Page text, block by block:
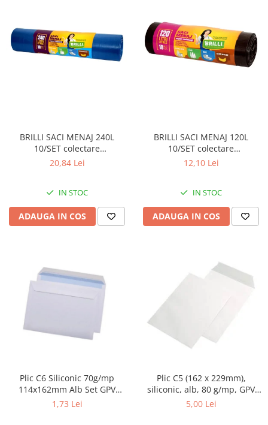
BRILLI SACI MENAJ 240L
10/SET colectare
selectiva,diverse culori
20,84 Lei
IN STOC
ADAUGA IN COS
BRILLI SACI MENAJ 120L
10/SET colectare
selectiva,diverse culori
12,10 Lei
IN STOC
ADAUGA IN COS
Plic C6 Siliconic 70g/mp
114x162mm Alb Set GPV
10/set
1,73 Lei
Plic C5 (162 x 229mm),
siliconic, alb, 80 g/mp, GPV
10/set
5,00 Lei